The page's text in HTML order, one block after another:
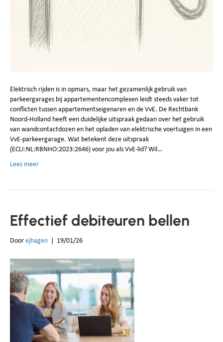
Elektrisch rijden is in opmars, maar het gezamenlijk gebruik van
parkeergarages bij appartementencomplexen leidt steeds vaker tot
conflicten tussen appartementseigenaren en de VvE. De Rechtbank
Noord-Holland heeft een duidelijke uitspraak gedaan over het gebruik
van wandcontactdozen en het opladen van elektrische voertuigen in een
VvE-parkeergarage. Wat betekent deze uitspraak
(ECLI:NL:RBNHO:2023:2646) voor jou als VvE-lid? Wil…
Lees meer
Effectief debiteuren bellen
Door ejhagen 19/01/26